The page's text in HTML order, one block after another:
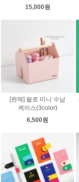
15,000원
[완제] 팔로 미니 수납
케이스(3color)
6,500원